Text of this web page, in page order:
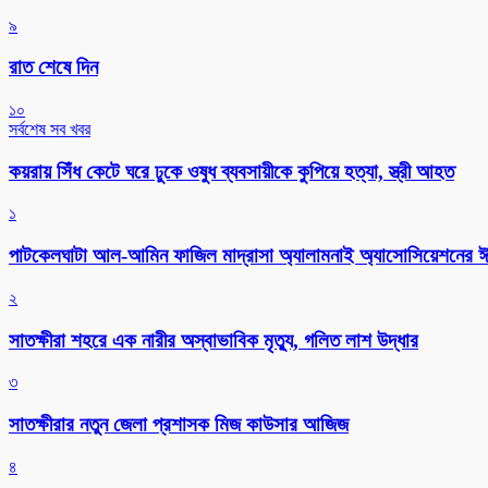
৯
রাত শেষে দিন
১০
সর্বশেষ সব খবর
কয়রায় সিঁধ কেটে ঘরে ঢুকে ওষুধ ব্যবসায়ীকে কুপিয়ে হত্যা, স্ত্রী আহত
১
পাটকেলঘাটা আল-আমিন ফাজিল মাদ্রাসা অ্যালামনাই অ্যাসোসিয়েশনের
২
সাতক্ষীরা শহরে এক নারীর অস্বাভাবিক মৃত্যু, গলিত লাশ উদ্ধার
৩
সাতক্ষীরার নতুন জেলা প্রশাসক মিজ কাউসার আজিজ
৪